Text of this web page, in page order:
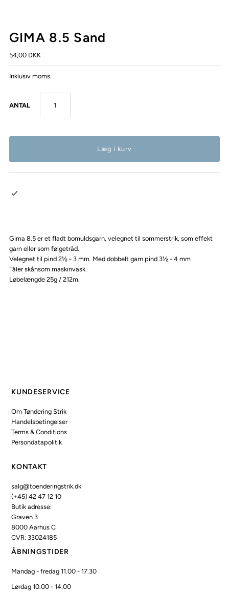
GIMA 8.5 Sand
54,00 DKK
Inklusiv moms.
ANTAL
Gima 8.5 er et fladt bomuldsgarn, velegnet til sommerstrik, som effekt
garn eller som følgetråd.
Velegnet til pind 2½ - 3 mm. Med dobbelt garn pind 3½ - 4 mm
Tåler skånsom maskinvask.
Løbelængde 25g / 212m.
KUNDESERVICE
Om Tøndering Strik
Handelsbetingelser
Terms & Conditions
Persondatapolitik
KONTAKT
salg@toenderingstrik.dk
(+45) 42 47 12 10
Butik adresse:
Graven 3
8000 Aarhus C
CVR: 33024185
ÅBNINGSTIDER
Mandag - fredag 11.00 - 17.30
Lørdag 10.00 - 14.00